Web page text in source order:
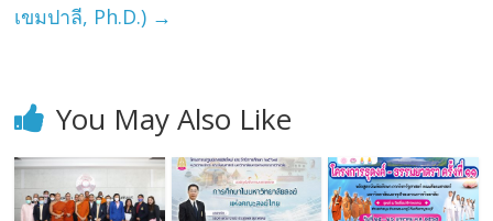
เขมปาลี, Ph.D.) →
You May Also Like